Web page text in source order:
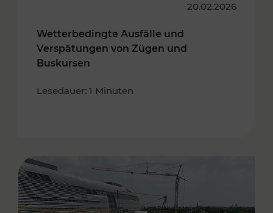
20.02.2026
Wetterbedingte Ausfälle und
Verspätungen von Zügen und
Buskursen
Lesedauer: 1 Minuten